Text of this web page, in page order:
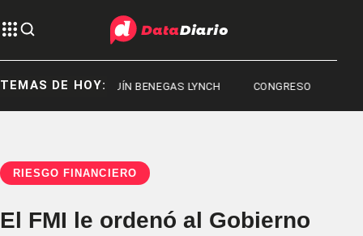
TEMAS DE HOY:JOAQUÍN BENEGAS LYNCH CONGRESO
RIESGO FINANCIERO
El FMI le ordenó al Gobierno